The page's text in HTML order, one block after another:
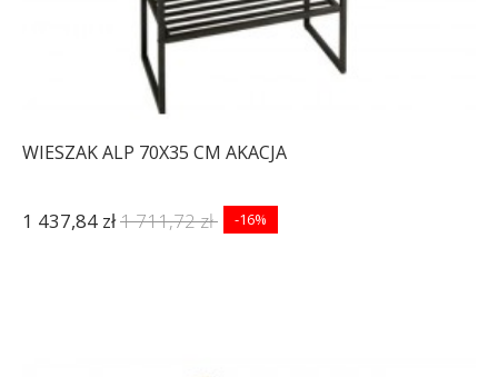
WIESZAK ALP 70X35 CM AKACJA
1 437,84 zł1 711,72 zł -16%